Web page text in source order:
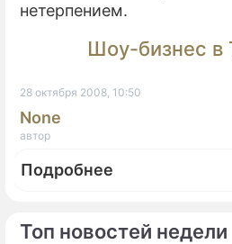
Топ новостей недели
нетерпением.
Шоу-бизнес в
28 октября 2008, 10:50
None
автор
Подробнее